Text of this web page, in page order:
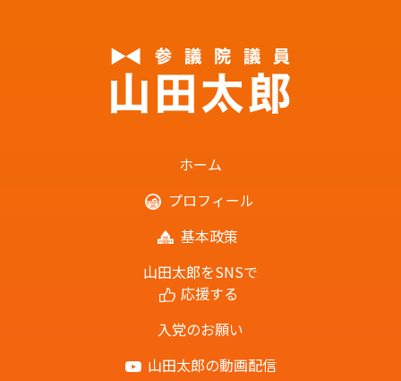
ホーム
プロフィール
基本政策
山田太郎をSNSで
応援する
入党のお願い
山田太郎の動画配信